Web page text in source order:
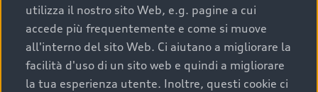
durata nel tempo;
cronologia dei tagliandi: una documentazione
completa della vettura certifica una manutenzione
costante e accurata;
utilizza il nostro sito Web, e.g. pagine a cui
accede più frequentemente e come si muove
all'interno del sito Web. Ci aiutano a migliorare la
facilità d'uso di un sito web e quindi a migliorare
la tua esperienza utente. Inoltre, questi cookie ci